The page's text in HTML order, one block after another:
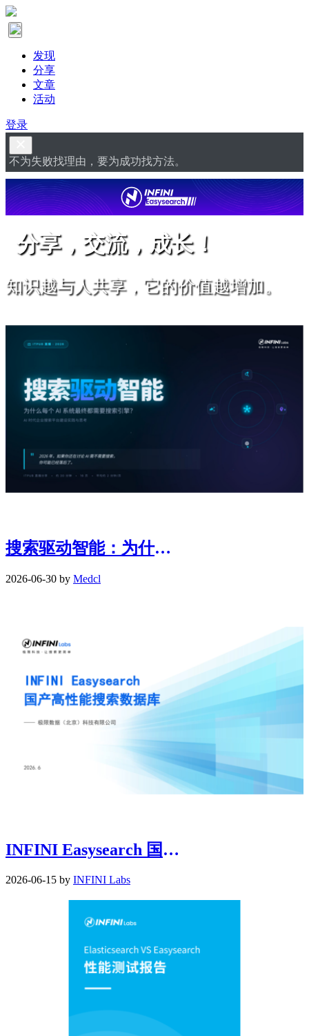
发现
分享
文章
活动
登录
不为失败找理由，要为成功找方法。
分享，交流，成长！
知识越与人共享，它的价值越增加。
搜索驱动智能：为什么每个AI系统最终都需要搜索引擎?
2026-06-30 by Medcl
INFINI Easysearch 国产高性能搜索数据库
2026-06-15 by INFINI Labs